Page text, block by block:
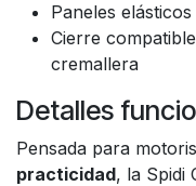
Paneles
Cierre
cremallera
Detalles
Pensada para
practicidad, la Spidi